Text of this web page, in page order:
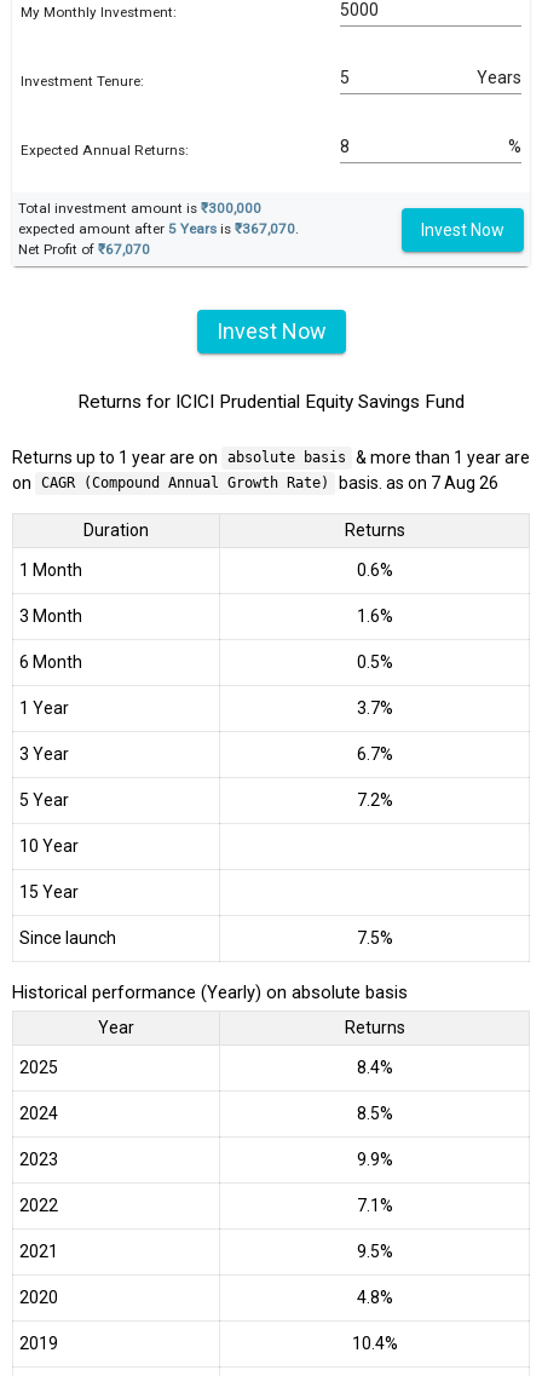
My Monthly Investment:
Investment Tenure: Years
Expected Annual Returns: %
Total investment amount is ₹300,000
expected amount after 5 Years is ₹367,070.
Net Profit of ₹67,070
Invest Now
Invest Now
Returns for ICICI Prudential Equity Savings Fund
Returns up to 1 year are on absolute basis
& more than 1 year are
on
CAGR (Compound Annual Growth Rate) basis. as on 7 Aug 26
Duration Returns
1 Month 0.6%
3 Month 1.6%
6 Month 0.5%
1 Year 3.7%
3 Year 6.7%
5 Year 7.2%
10 Year
15 Year
Since launch 7.5%
Historical performance (Yearly) on absolute basis
Year Returns
2025 8.4%
2024 8.5%
2023 9.9%
2022 7.1%
2021 9.5%
2020 4.8%
2019 10.4%